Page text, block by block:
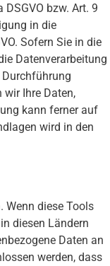
bzw. Art. 9
in die
Sofern Sie in die
Datenverarbeitung
wir Ihre Daten,
kann ferner auf
wird in den
Wenn diese Tools
diesen Ländern
Daten an
werden, dass